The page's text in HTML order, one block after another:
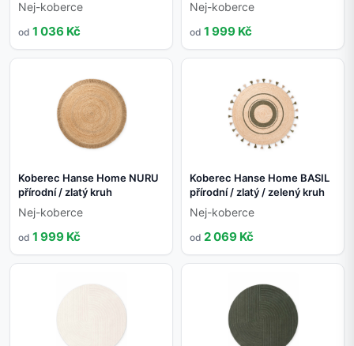
Nej-koberce
od 1 036 Kč
Nej-koberce
od 1 999 Kč
Koberec Hanse Home NURU
přírodní / zlatý kruh
Nej-koberce
od 1 999 Kč
Koberec Hanse Home BASIL
přírodní / zlatý / zelený kruh
Nej-koberce
od 2 069 Kč